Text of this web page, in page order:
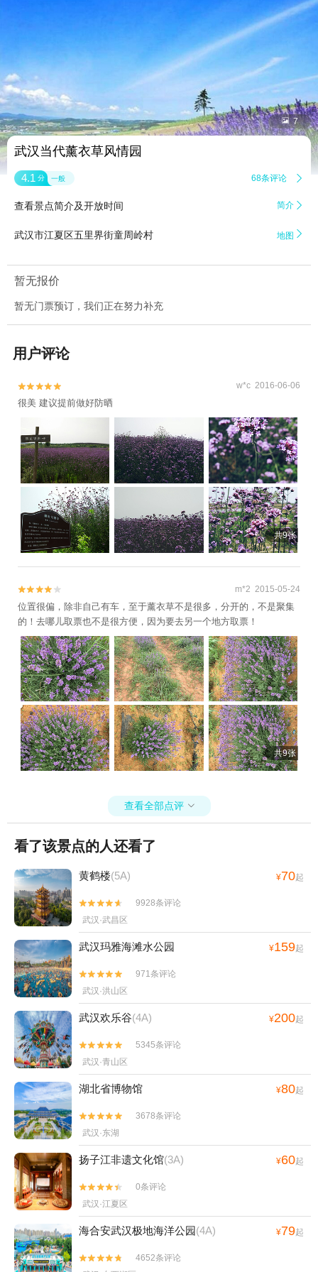
 7
武汉当代薰衣草风情园
4.1 分 一般 68条评论 
查看景点简介及开放时间 简介 
武汉市江夏区五里界街童周岭村 地图 
暂无报价
暂无门票预订，我们正在努力补充
用户评论

 w*c 2016-06-06
很美 建议提前做好防晒
共9张

 m*2 2015-05-24
位置很偏，除非自己有车，至于薰衣草不是很多，分开的，不是聚集
的！去哪儿取票也不是很方便，因为要去另一个地方取票！
共9张
查看全部点评 
看了该景点的人还看了
黄鹤楼(5A) ¥70起


9928条评论
武汉·武昌区
武汉玛雅海滩水公园 ¥159起


971条评论
武汉·洪山区
武汉欢乐谷(4A) ¥200起


5345条评论
武汉·青山区
湖北省博物馆 ¥80起


3678条评论
武汉·东湖
扬子江非遗文化馆(3A) ¥60起


0条评论
武汉·江夏区
海合安武汉极地海洋公园(4A) ¥79起


4652条评论